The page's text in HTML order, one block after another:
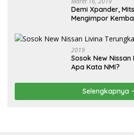
Demi Xpander,
Mengimpor
2019
Sosok New
Apa Kata NMI?
Selengkapnya